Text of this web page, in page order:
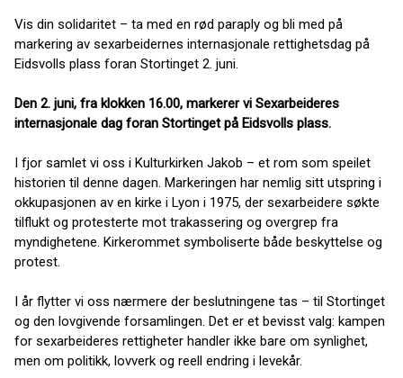
Vis din solidaritet – ta med en rød paraply og bli med på
markering av sexarbeidernes internasjonale rettighetsdag på
Eidsvolls plass foran Stortinget 2. juni.
Den 2. juni, fra klokken 16.00, markerer vi Sexarbeideres
internasjonale dag foran Stortinget på Eidsvolls plass.
I fjor samlet vi oss i Kulturkirken Jakob – et rom som speilet
historien til denne dagen. Markeringen har nemlig sitt utspring i
okkupasjonen av en kirke i Lyon i 1975, der sexarbeidere søkte
tilflukt og protesterte mot trakassering og overgrep fra
myndighetene. Kirkerommet symboliserte både beskyttelse og
protest.
I år flytter vi oss nærmere der beslutningene tas – til Stortinget
og den lovgivende forsamlingen. Det er et bevisst valg: kampen
for sexarbeideres rettigheter handler ikke bare om synlighet,
men om politikk, lovverk og reell endring i levekår.